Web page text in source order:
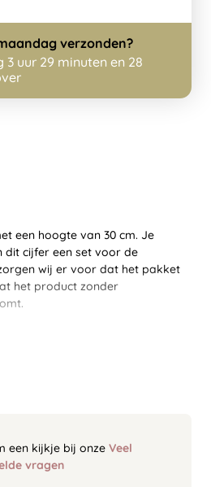
een hoogte van 30 cm. Je
cijfer een set voor de
wij er voor dat het pakket
het product zonder
een kijkje bij onze Veel
vragen
verzonden?
3 uur 29 minuten en 28